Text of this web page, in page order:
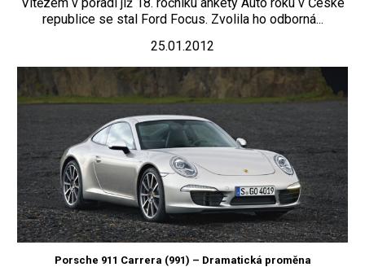
republice se stal Ford Focus. Zvolila ho odborná...
25.01.2012
Porsche 911 Carrera (991) – Dramatická proměna